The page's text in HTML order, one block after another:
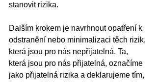
stanovit rizika.
Dalším krokem je navrhnout opatření k
odstranění nebo minimalizaci těch rizik,
která jsou pro nás nepřijatelná. Ta,
která jsou pro nás přijatelná, označíme
jako přijatelná rizika a deklarujeme tím,